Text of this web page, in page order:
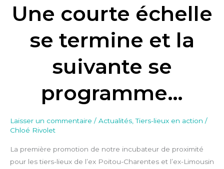
Une courte échelle
se termine et la
suivante se
programme…
Laisser un commentaire / Actualités ,Tiers-lieux en action /
Chloé Rivolet
La première promotion de notre incubateur de proximité
pour les tiers-lieux de l’ex Poitou-Charentes et l’ex-Limousin
se